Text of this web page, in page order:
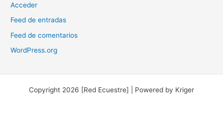
Acceder
Feed de entradas
Feed de comentarios
WordPress.org
Copyright 2026 [Red Ecuestre] | Powered by Kriger